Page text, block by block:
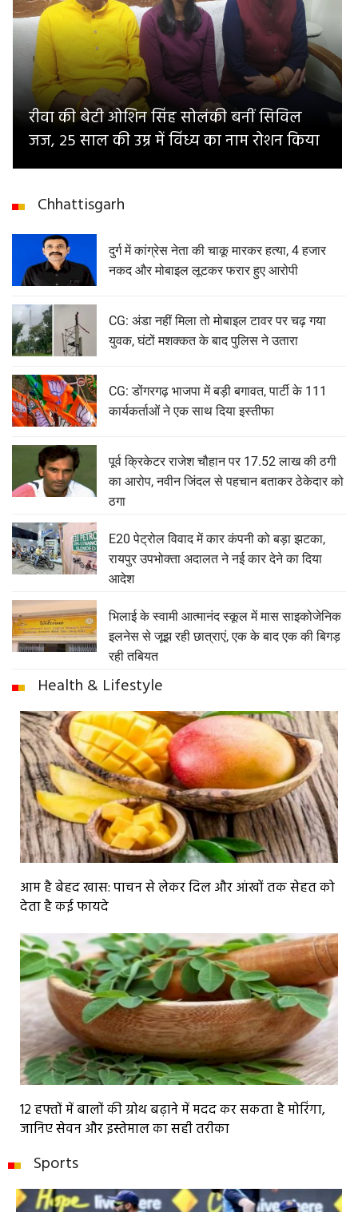
रीवा की बेटी ओशिन सिंह सोलंकी बनीं सिविल
जज, 25 साल की उम्र में विंध्य का नाम रोशन किया
Chhattisgarh
दुर्ग में कांग्रेस नेता की चाकू मारकर हत्या, 4 हजार
नकद और मोबाइल लूटकर फरार हुए आरोपी
CG: अंडा नहीं मिला तो मोबाइल टावर पर चढ़ गया
युवक, घंटों मशक्कत के बाद पुलिस ने उतारा
CG: डोंगरगढ़ भाजपा में बड़ी बगावत, पार्टी के 111
कार्यकर्ताओं ने एक साथ दिया इस्तीफा
पूर्व क्रिकेटर राजेश चौहान पर 17.52 लाख की ठगी
का आरोप, नवीन जिंदल से पहचान बताकर ठेकेदार को
ठगा
E20 पेट्रोल विवाद में कार कंपनी को बड़ा झटका,
रायपुर उपभोक्ता अदालत ने नई कार देने का दिया
आदेश
भिलाई के स्वामी आत्मानंद स्कूल में मास साइकोजेनिक
इलनेस से जूझ रही छात्राएं, एक के बाद एक की बिगड़
रही तबियत
Health & Lifestyle
आम है बेहद खास: पाचन से लेकर दिल और आंखों तक सेहत को
देता है कई फायदे
12 हफ्तों में बालों की ग्रोथ बढ़ाने में मदद कर सकता है मोरिंगा,
जानिए सेवन और इस्तेमाल का सही तरीका
Sports